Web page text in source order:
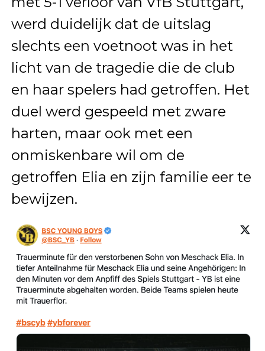
werd duidelijk dat de uitslag
slechts een voetnoot was in het
licht van de tragedie die de club
en haar spelers had getroffen. Het
duel werd gespeeld met zware
harten, maar ook met een
onmiskenbare wil om de
getroffen Elia en zijn familie eer te
bewijzen.